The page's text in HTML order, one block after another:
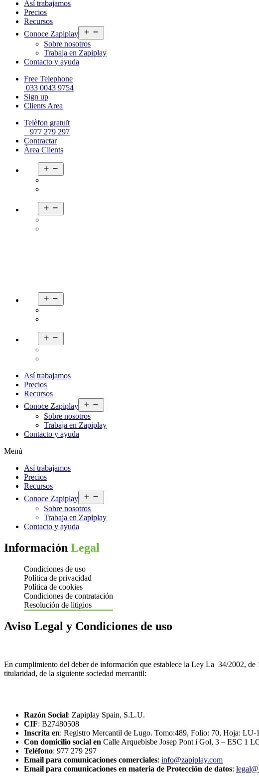
Así trabajamos
Precios
Recursos
Conoce Zapiplay
el
Sobre nosotros
Trabaja en Zapiplay
Contacto y ayuda
Free Telephone
033 0043 9754
Sign up
Clients Area
Telèfon gratuït
977 279 297
Contractar
Àrea Clients
el
el
el
el
Así trabajamos
Precios
Recursos
Conoce Zapiplay
el
Sobre nosotros
Trabaja en Zapiplay
Contacto y ayuda
Menú
Así trabajamos
Precios
Recursos
Conoce Zapiplay
el
Sobre nosotros
Trabaja en Zapiplay
Contacto y ayuda
Información Legal
Condiciones de uso
Política de privacidad
Política de cookies
Condiciones de contratación
Resolución de litigios
Aviso Legal y Condiciones de uso
En cumplimiento del deber de información que establece la Ley La 34/2002,
titularidad, de la siguiente sociedad mercantil:
Razón Social: Zapiplay Spain, S.L.U.
CIF: B27480508
Inscrita en: Registro Mercantil de Lugo. Tomo:489, Folio: 70, Hoja: LU-
Con domicilio social en Calle Arquebisbe Josep Pont i Gol, 3 – ESC 1
Teléfono: 977 279 297
Email para comunicaciones comerciales: info@zapiplay.com
Email para comunicaciones en materia de Protección de datos: